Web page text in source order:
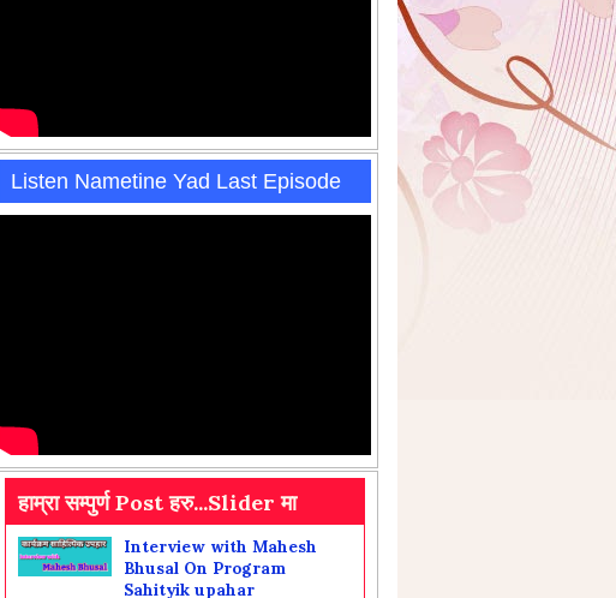
Listen Nametine Yad Last Episode
हाम्रा सम्पुर्ण Post हरु...Slider मा
Interview with Mahesh
Bhusal On Program
Sahityik upahar